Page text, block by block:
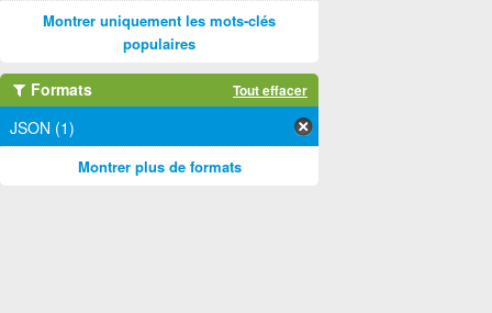
Montrer uniquement les mots-clés
populaires
Formats Tout effacer
JSON (1)
Montrer plus de formats